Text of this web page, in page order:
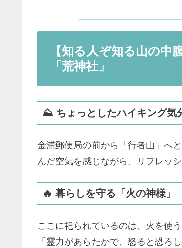
【知る人ぞ知る山の
「荒神社」
⛰️ ちょっとしたハイキング気
金浦郵便局の前から「行者山」へ
んだ空気を感じながら、リフレッ
🔥 暮らしを守る「火の神様」
ここに祀られているのは、火を使
「霊力があらたかで、怒ると恐ろ